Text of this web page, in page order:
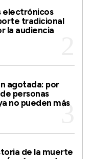
electrónicos
tradicional
la audiencia
agotada: por
personas
no pueden más
de la muerte